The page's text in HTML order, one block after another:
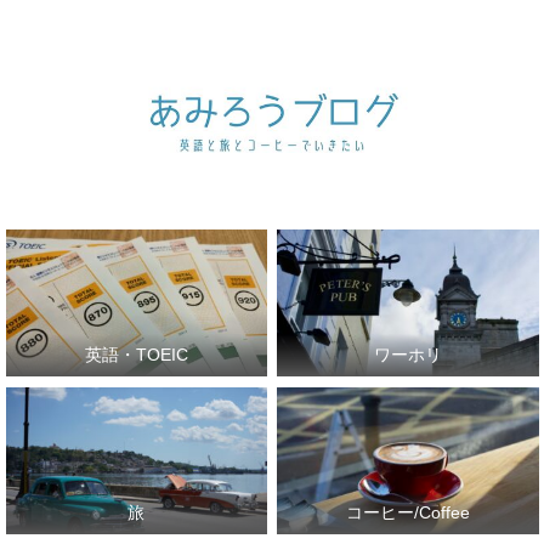
英語・TOEIC ワーホリ
旅 コーヒー/Coffee